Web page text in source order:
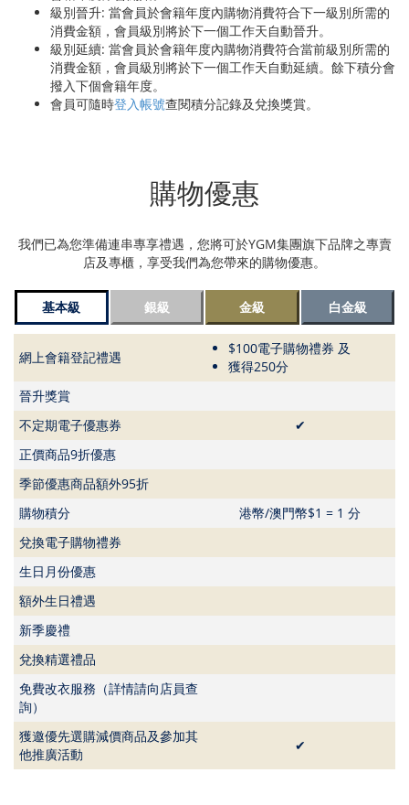
級別晉升: 當會員於會籍年度內購物消費符合下一級別所需的
消費金額，會員級別將於下一個工作天自動晉升。
級別延續: 當會員於會籍年度內購物消費符合當前級別所需的
消費金額，會員級別將於下一個工作天自動延續。餘下積分會
撥入下個會籍年度。
會員可隨時登入帳號查閱積分記錄及兌換獎賞。
購物優惠
我們已為您準備連串專享禮遇，您將可於YGM集團旗下品牌之專賣
店及專櫃，享受我們為您帶來的購物優惠。
基本級 銀級 金級 白金級
網上會籍登記禮遇
$100電子購物禮券 及
獲得250分
晉升獎賞
不定期電子優惠券
✔
正價商品9折優惠
季節優惠商品額外95折
購物積分
港幣/澳門幣$1 = 1 分
兌換電子購物禮券
生日月份優惠
額外生日禮遇
新季慶禮
兌換精選禮品
免費改衣服務（詳情請向店員查
詢）
獲邀優先選購減價商品及參加其
他推廣活動
✔